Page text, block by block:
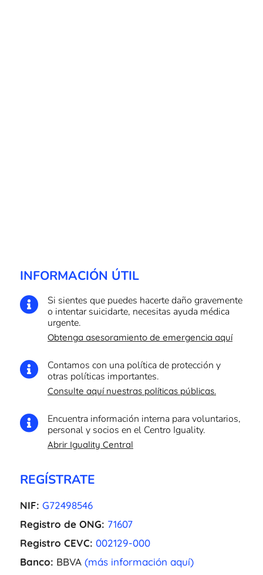
INFORMACIÓN ÚTIL

Si sientes que puedes hacerte daño gravemente
o intentar suicidarte, necesitas ayuda médica
urgente.
Obtenga asesoramiento de emergencia aquí

Contamos con una política de protección y
otras políticas importantes.
Consulte aquí nuestras políticas públicas.

Encuentra información interna para voluntarios,
personal y socios en el Centro Iguality.
Abrir Iguality Central
REGÍSTRATE
NIF: G72498546
Registro de ONG: 71607
Registro CEVC: 002129-000
Banco: BBVA (más información aquí)